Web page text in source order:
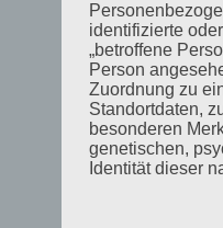
identifizierte
„betroffene
Person
Zuordnung zu
Standortdaten,
besonderen
genetischen,
Identität dieser